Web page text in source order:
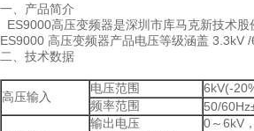
一、产品简介
ES9000高压变频器是深圳市库马克新技术
ES9000 高压变频器产品电压等级涵盖 3.3kV /
二、技术数据
高压输入
电压范围
6kV(-
频率范围
50/
输出电压
0～6kV